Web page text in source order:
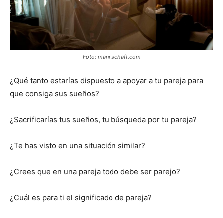
Foto: mannschaft.com
¿Qué tanto estarías dispuesto a apoyar a tu pareja para
que consiga sus sueños?
¿Sacrificarías tus sueños, tu búsqueda por tu pareja?
¿Te has visto en una situación similar?
¿Crees que en una pareja todo debe ser parejo?
¿Cuál es para ti el significado de pareja?